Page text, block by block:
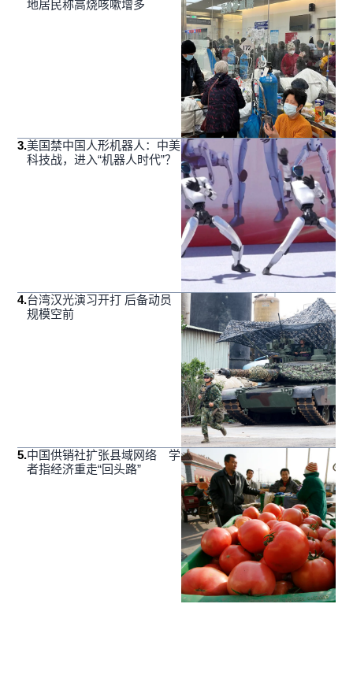
地居民称高烧咳嗽增多
3.美国禁中国人形机器人：中美
科技战，进入“机器人时代”？
4.台湾汉光演习开打 后备动员
规模空前
5.中国供销社扩张县域网络 学
者指经济重走“回头路”